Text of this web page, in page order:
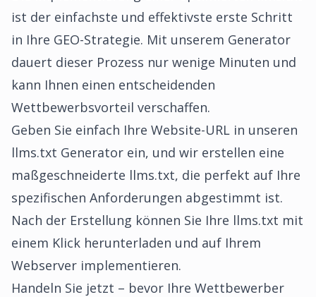
ist der einfachste und effektivste erste Schritt
in Ihre GEO-Strategie. Mit unserem Generator
dauert dieser Prozess nur wenige Minuten und
kann Ihnen einen entscheidenden
Wettbewerbsvorteil verschaffen.
Geben Sie einfach Ihre Website-URL in unseren
llms.txt Generator ein, und wir erstellen eine
maßgeschneiderte llms.txt, die perfekt auf Ihre
spezifischen Anforderungen abgestimmt ist.
Nach der Erstellung können Sie Ihre llms.txt mit
einem Klick herunterladen und auf Ihrem
Webserver implementieren.
Handeln Sie jetzt – bevor Ihre Wettbewerber